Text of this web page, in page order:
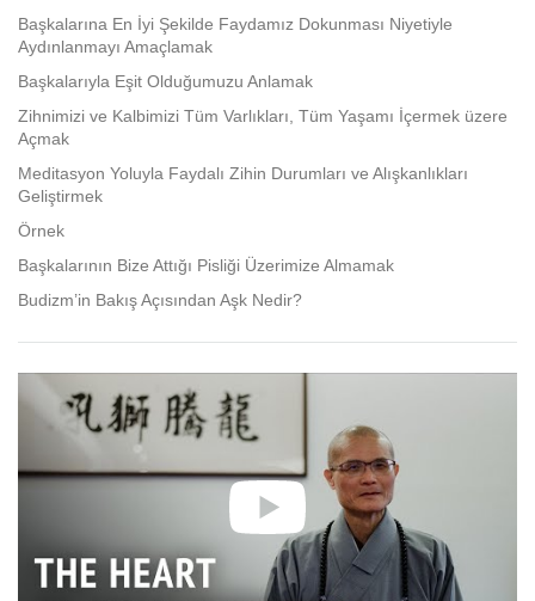
Başkalarına En İyi Şekilde Faydamız Dokunması Niyetiyle
Aydınlanmayı Amaçlamak
Başkalarıyla Eşit Olduğumuzu Anlamak
Zihnimizi ve Kalbimizi Tüm Varlıkları, Tüm Yaşamı İçermek üzere
Açmak
Meditasyon Yoluyla Faydalı Zihin Durumları ve Alışkanlıkları
Geliştirmek
Örnek
Başkalarının Bize Attığı Pisliği Üzerimize Almamak
Budizm’in Bakış Açısından Aşk Nedir?